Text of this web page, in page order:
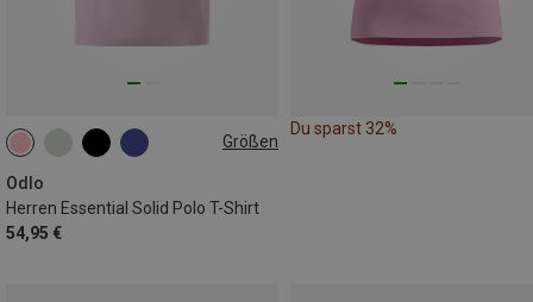
Größen
Odlo
Herren Essential Solid Polo T-Shirt
54,95 €
M L XL
Du sparst 32%